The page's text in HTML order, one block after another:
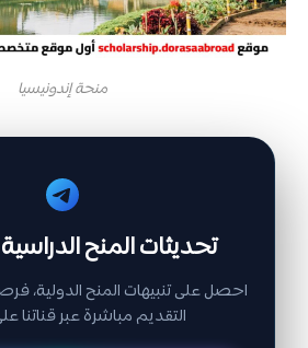
منحة إندونيسيا
تحديثات المنح
احصل على تنبيهات المنح الدولية،
التقديم مباشرة عبر قناتنا